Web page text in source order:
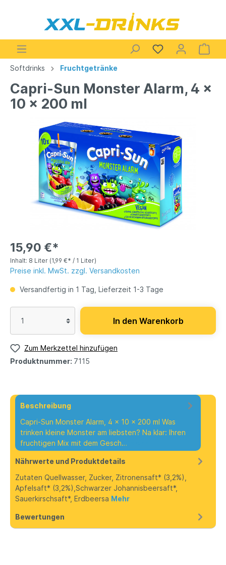
Softdrinks Fruchtgetränke
Capri-Sun Monster Alarm, 4 x
10 x 200 ml
15,90 €*
Inhalt: 8 Liter (1,99 €* / 1 Liter)
Preise inkl. MwSt. zzgl. Versandkosten
Versandfertig in 1 Tag, Lieferzeit 1-3 Tage
In den Warenkorb
Zum Merkzettel hinzufügen
Produktnummer: 7115
Beschreibung
Capri-Sun Monster Alarm, 4 x 10 x 200 ml Was
trinken kleine Monster am liebsten? Na klar: Ihren
fruchtigen Mix mit dem Gesch…
Nährwerte und Produktdetails
Zutaten Quellwasser, Zucker, Zitronensaft* (3,2%),
Apfelsaft* (3,2%),Schwarzer Johannisbeersaft*,
Sauerkirschsaft*, Erdbeersa Mehr
Bewertungen